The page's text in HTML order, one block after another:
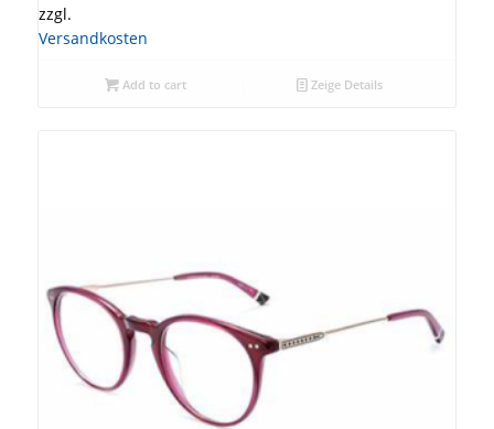
zzgl.
Versandkosten
Add to cart Zeige Details